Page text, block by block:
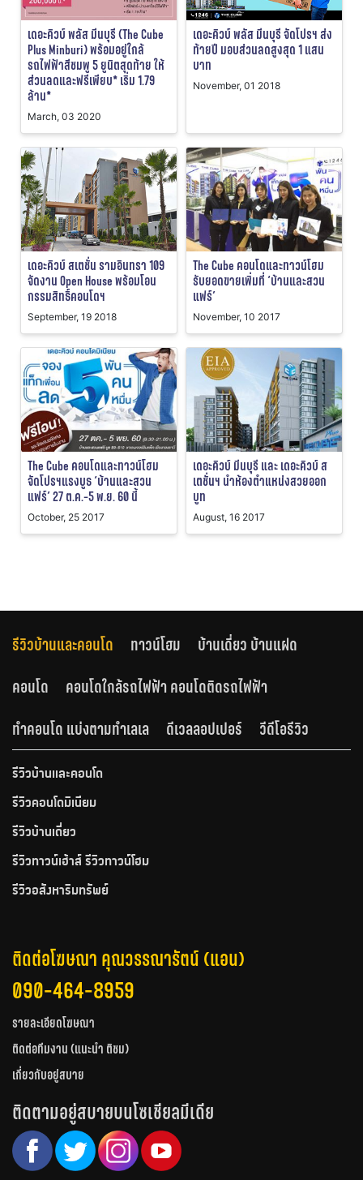
เดอะคิวบ์ พลัส มีนบุรี (The Cube
Plus Minburi) พร้อมอยู่ใกล้
รถไฟฟ้าสีชมพู 5 ยูนิตสุดท้าย ให้
ส่วนลดและฟรีเพียบ* เริ่ม 1.79
ล้าน*
March, 03 2020
เดอะคิวบ์ พลัส มีนบุรี จัดโปรฯ ส่ง
ท้ายปี มอบส่วนลดสูงสุด 1 แสน
บาท
November, 01 2018
เดอะคิวบ์ สเตชั่น รามอินทรา 109
จัดงาน Open House พร้อมโอน
กรรมสิทธิ์คอนโดฯ
September, 19 2018
The Cube คอนโดและทาวน์โฮม
รับยอดขายเพิ่มที่ ‘บ้านและสวน
แฟร์’
November, 10 2017
The Cube คอนโดและทาวน์โฮม
จัดโปรฯแรงบูธ ‘บ้านและสวน
แฟร์’ 27 ต.ค.-5 พ.ย. 60 นี้
October, 25 2017
เดอะคิวบ์ มีนบุรี และ เดอะคิวบ์ ส
เตชั่นฯ นำห้องตำแหน่งสวยออก
บูท
August, 16 2017
รีวิวบ้านและคอนโด ทาวน์โฮม
บ้านเดี่ยว บ้านแฝด
คอนโด
คอนโดใกล้รถไฟฟ้า คอนโดติดรถไฟฟ้า
ทำคอนโด แบ่งตามทำเลเล
ดีเวลลอปเปอร์ วีดีโอรีวิว
รีวิวบ้านและคอนโด
รีวิวคอนโดมิเนียม
รีวิวบ้านเดี่ยว
รีวิวทาวน์เฮ้าส์ รีวิวทาวน์โฮม
รีวิวอสังหาริมทรัพย์
ติดต่อโฆษณา คุณวรรณารัตน์ (แอน)
090-464-8959
รายละเอียดโฆษณา
ติดต่อทีมงาน (แนะนำ ติชม)
เกี่ยวกับอยู่สบาย
ติดตามอยู่สบายบนโซเชียลมีเดีย